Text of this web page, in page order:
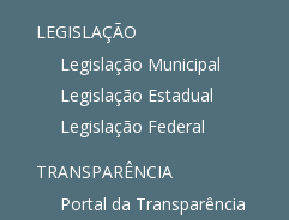
LEGISLAÇÃO
Legislação Municipal
Legislação Estadual
Legislação Federal
TRANSPARÊNCIA
Portal da Transparência